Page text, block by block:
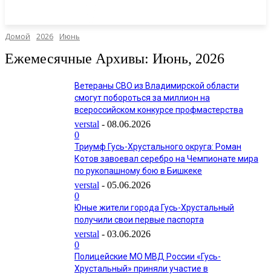
Домой 2026 Июнь
Ежемесячные Архивы: Июнь, 2026
Ветераны СВО из Владимирской области
смогут побороться за миллион на
всероссийском конкурсе профмастерства
verstal - 08.06.2026
0
Триумф Гусь-Хрустального округа: Роман
Котов завоевал серебро на Чемпионате мира
по рукопашному бою в Бишкеке
verstal - 05.06.2026
0
Юные жители города Гусь-Хрустальный
получили свои первые паспорта
verstal - 03.06.2026
0
Полицейские МО МВД России «Гусь-
Хрустальный» приняли участие в